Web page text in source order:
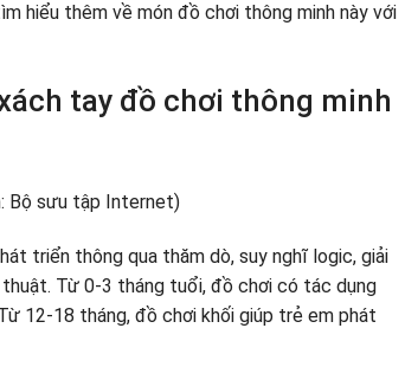
hiểu thêm về món đồ chơi thông minh này với
tay đồ chơi thông minh
triển thông qua thăm dò, suy nghĩ logic, giải
Từ 0-3 tháng tuổi, đồ chơi có tác dụng
12-18 tháng, đồ chơi khối giúp trẻ em phát